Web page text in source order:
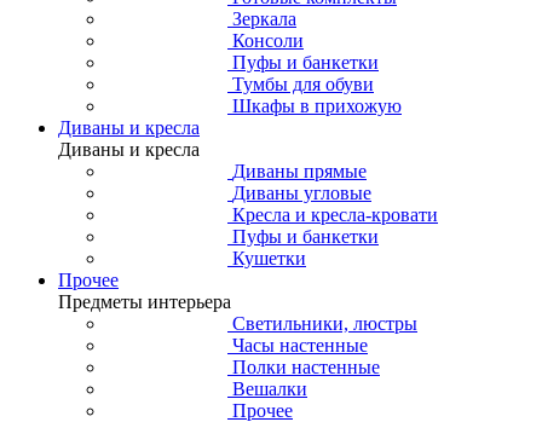
Зеркала
Консоли
Пуфы и банкетки
Тумбы для обуви
Шкафы в прихожую
Диваны и кресла
Диваны и кресла
Диваны прямые
Диваны угловые
Кресла и кресла-кровати
Пуфы и банкетки
Кушетки
Прочее
Предметы интерьера
Светильники, люстры
Часы настенные
Полки настенные
Вешалки
Прочее